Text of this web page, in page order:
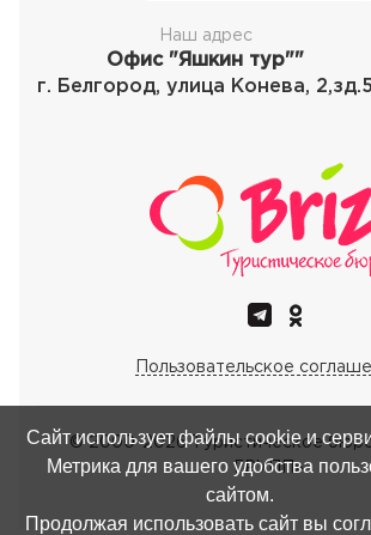
Наш адрес
Офис "Яшкин тур""
г. Белгород, улица Конева, 2,зд.5
Пользовательское
© 2000-2026Туристическое
ГРУПП»
Сайт использует файлы cookie и
Метрика для вашего удобства
сайтом.
Продолжая использовать сайт вы